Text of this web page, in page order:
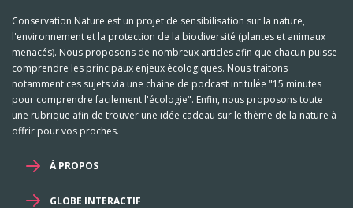
Conservation Nature est un projet de sensibilisation sur la nature,
l'environnement et la protection de la biodiversité (plantes et animaux
menacés). Nous proposons de nombreux articles afin que chacun puisse
comprendre les principaux enjeux écologiques. Nous traitons
notamment ces sujets via une chaine de podcast intitulée "15 minutes
pour comprendre facilement l'écologie". Enfin, nous proposons toute
une rubrique afin de trouver une idée cadeau sur le thème de la nature à
offrir pour vos proches.
À PROPOS
GLOBE INTERACTIF